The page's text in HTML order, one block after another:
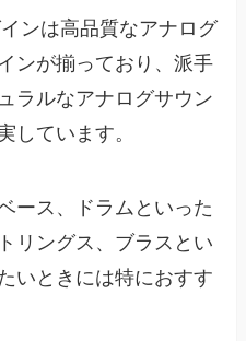
ンは高品質なアナログ
ンが揃っており、派手
ラルなアナログサウン
しています。
ース、ドラムといった
リングス、ブラスとい
いときには特におすす